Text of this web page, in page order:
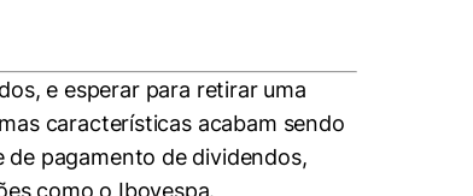
e esperar para retirar uma
características acabam sendo
de pagamento de dividendos,
como o Ibovespa.